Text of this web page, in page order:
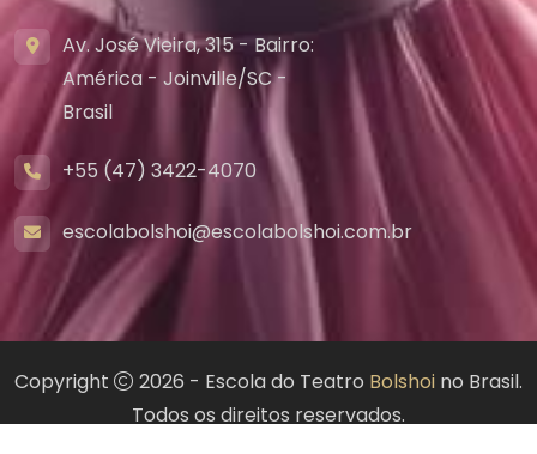
Av. José Vieira, 315 - Bairro:
América - Joinville/SC -
Brasil
+55 (47) 3422-4070
escolabolshoi@escolabolshoi.com.br
Copyright 2026 - Escola do Teatro Bolshoi no Brasil.
Todos os direitos reservados.